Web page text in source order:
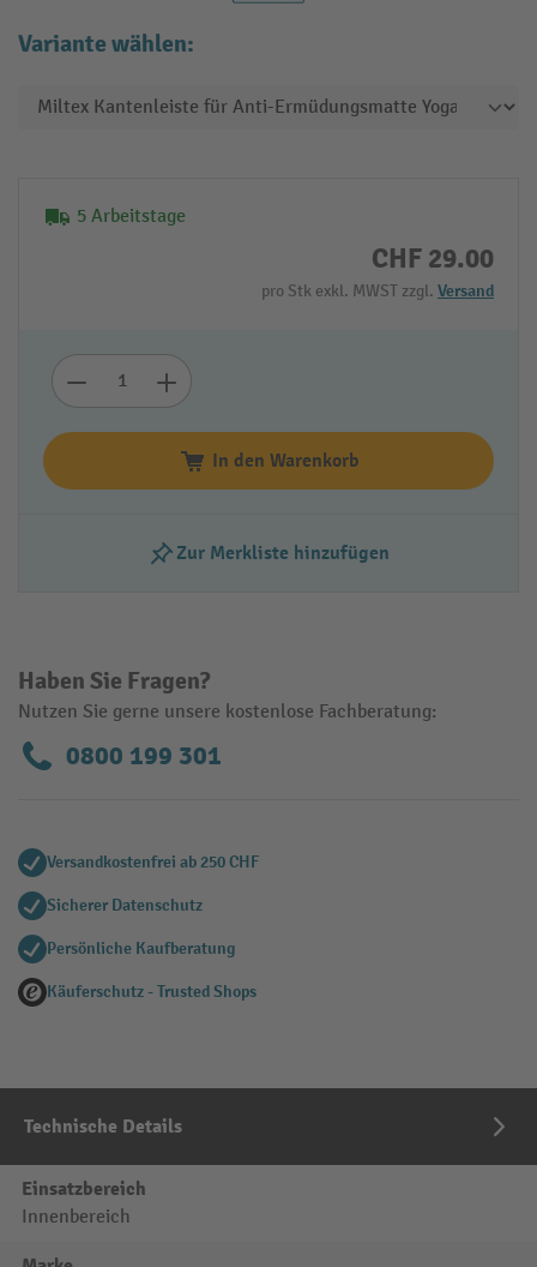
Variante wählen:
5 Arbeitstage
CHF 29.00
pro Stk exkl. MWST zzgl. Versand
In den Warenkorb
Zur Merkliste hinzufügen
Haben Sie Fragen?
Nutzen Sie gerne unsere kostenlose Fachberatung:
0800 199 301
Versandkostenfrei ab 250 CHF
Sicherer Datenschutz
Persönliche Kaufberatung
Käuferschutz - Trusted Shops
Technische Details
Einsatzbereich
Innenbereich